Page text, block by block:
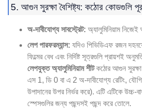
5. আগুন সুরক্ষা বৈশিষ্ট্য: কঠোর কোডগুলি
অ-দাবীযোগ্য সাবস্ট্রেট: অ্যালুমিনিয়াম
লেপ পারফরম্যান্স: যদিও পিভিডিএফ রজন
ফিল্মের বেধ এবং নির্দিষ্ট সূত্রগুলি প্রায়শই
লেপযুক্ত অ্যালুমিনিয়াম শীটকঠোর আগুন সুরক্ষা
এস 1, ডি 0 বা এ 2 অ-দাবীযোগ্য রেটিং,
উপাদানের উপর নির্ভর করে). এটি এটিকে উচ্চ-
স্পেসগুলির জন্য পছন্দসই পছন্দ করে তোলে.